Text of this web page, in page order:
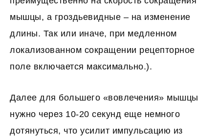
мышцы, а гроздьевидные – на изменение
длины. Так или иначе, при медленном
локализованном сокращении рецепторное
поле включается максимально.).
Далее для большего «вовлечения» мышцы
нужно через 10-20 секунд еще немного
дотянуться, что усилит импульсацию из